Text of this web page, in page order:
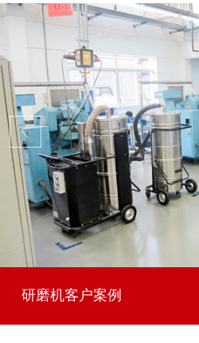
研磨机客户案例